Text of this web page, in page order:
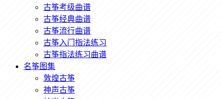
古筝考级曲谱
古筝经典曲谱
古筝流行曲谱
古筝入门指法练习
古筝指法练习曲谱
名筝图集
敦煌古筝
神声古筝